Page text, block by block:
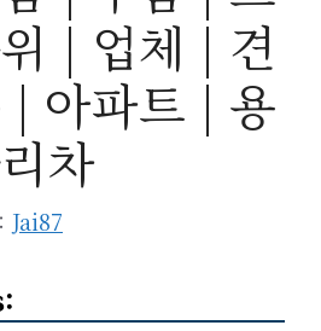
| 업체 | 견
아파트 | 용
차
Jai87